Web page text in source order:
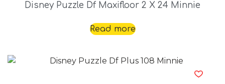
Disney Puzzle Df Maxifloor 2 X 24 Minnie
Read more